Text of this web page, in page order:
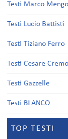
Testi Marco
Testi Lucio Battisti
Testi Tiziano Ferro
Testi Cesare
Testi Gazzelle
Testi BLANCO
TOP TESTI